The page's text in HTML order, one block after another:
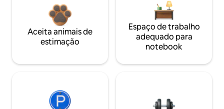
Aceita animais de
estimação
Espaço de trabalho
adequado para
notebook